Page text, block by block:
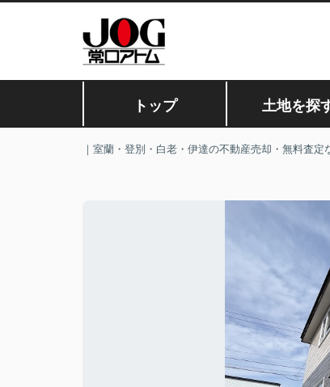
トップ 土地を探
｜室蘭・登別・白老・伊達の不動産売却・無料査